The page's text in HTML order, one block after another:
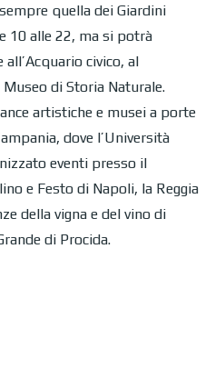
quella dei Giardini
10 alle 22, ma si potrà
civico, al
di Storia Naturale.
artistiche e musei a porte
dove l’Università
eventi presso il
e Festo di Napoli, la Reggia
della vigna e del vino di
di Procida.